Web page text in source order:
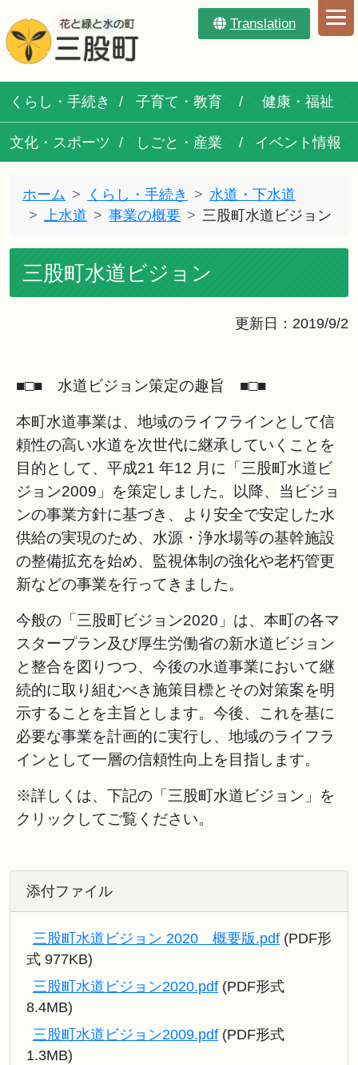
Translation
くらし・手続き 子育て・教育 健康・福祉
文化・スポーツ しごと・産業 イベント情報
ホーム くらし・手続き
水道・下水道
上水道
事業の概要 三股町水道ビジョン
三股町水道ビジョン
更新日：2019/9/2
■□■ 水道ビジョン策定の趣旨 ■□■
本町⽔道事業は、地域のライフラインとして信
頼性の⾼い⽔道を次世代に継承していくことを
⽬的として、平成21 年12 ⽉に「三股町⽔道ビ
ジョン2009」を策定しました。以降、当ビジョ
ンの事業⽅針に基づき、より安全で安定した⽔
供給の実現のため、⽔源・浄⽔場等の基幹施設
の整備拡充を始め、監視体制の強化や⽼朽管更
新などの事業を⾏ってきました。
今般の「三股町ビジョン2020」は、本町の各マ
スタープラン及び厚⽣労働省の新⽔道ビジョン
と整合を図りつつ、今後の⽔道事業において継
続的に取り組むべき施策⽬標とその対策案を明
⽰することを主旨とします。今後、これを基に
必要な事業を計画的に実⾏し、地域のライフラ
インとして⼀層の信頼性向上を⽬指します。
※詳しくは、下記の「三股町水道ビジョン」を
クリックしてご覧ください。
添付ファイル
三股町水道ビジョン 2020 概要版.pdf (PDF形
式 977KB)
三股町水道ビジョン2020.pdf (PDF形式
8.4MB)
三股町水道ビジョン2009.pdf (PDF形式
1.3MB)